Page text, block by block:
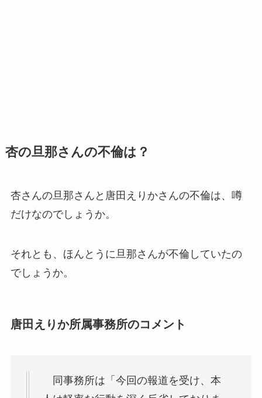
杏の旦那さんの不倫は？
杏さんの旦那さんと唐田えりかさんの不倫は、噂
だけなのでしょうか。
それとも、ほんとうに旦那さんが不倫していたの
でしょうか。
唐田えりか所属事務所のコメント
同事務所は「今回の報道を受け、本